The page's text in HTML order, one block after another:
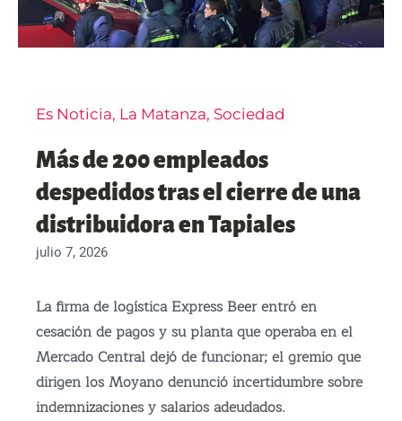
Es Noticia, La Matanza, Sociedad
Más de 200 empleados
despedidos tras el cierre de una
distribuidora en Tapiales
julio 7, 2026
La firma de logística Express Beer entró en
cesación de pagos y su planta que operaba en el
Mercado Central dejó de funcionar; el gremio que
dirigen los Moyano denunció incertidumbre sobre
indemnizaciones y salarios adeudados.